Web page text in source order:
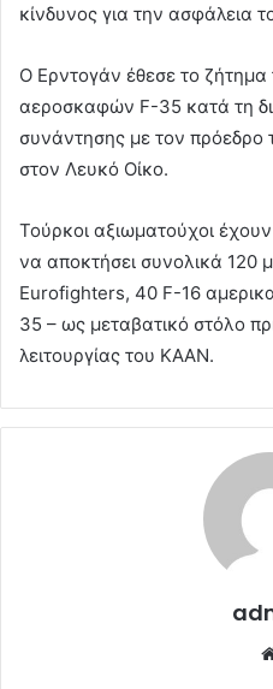
κίνδυνος για την ασφάλεια
Ο Ερντογάν έθεσε το
αεροσκαφών F-35 κατά τη
συνάντησης με τον
στον Λευκό Οίκο.
Τούρκοι αξιωματούχοι
να αποκτήσει συνολικά 120
Eurofighters, 40 F-16
35 – ως μεταβατικό στόλο
λειτουργίας του KAAN.